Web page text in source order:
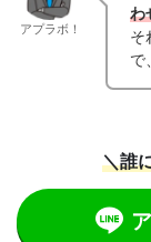
アプラボ！
わ
そ
で
＼誰